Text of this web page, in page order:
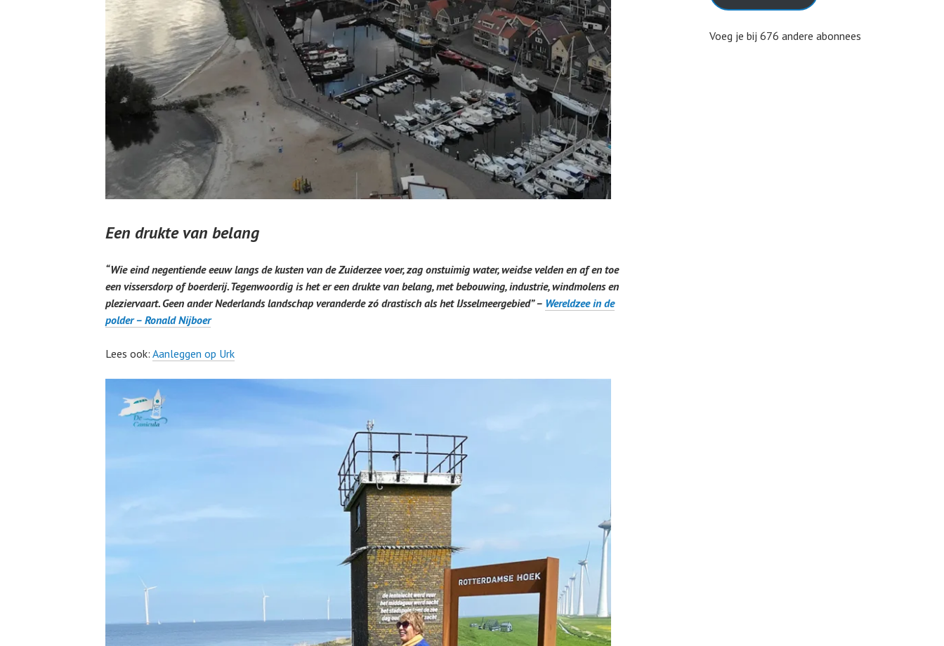
Een drukte van belang
“Wie eind negentiende eeuw langs de kusten van de Zuiderzee voer, zag onstuimig water, weidse velden en af en toe
een vissersdorp of boerderij. Tegenwoordig is het er een drukte van belang, met bebouwing, industrie, windmolens en
pleziervaart. Geen ander Nederlands landschap veranderde zó drastisch als het IJsselmeergebied” – Wereldzee in de
polder – Ronald Nijboer
Lees ook: Aanleggen op Urk
Voeg je bij 676 andere abonnees